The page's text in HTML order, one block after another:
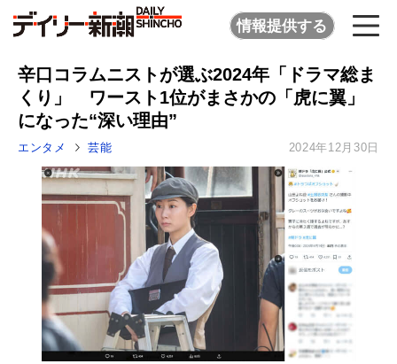
情報提供する
辛口コラムニストが選ぶ2024年「ドラマ総ま
くり」 ワースト1位がまさかの「虎に翼」
になった“深い理由”
エンタメ 芸能 2024年12月30日